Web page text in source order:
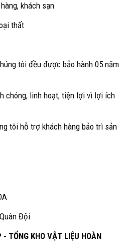
khách sạn
thất
tôi đều được bảo hành 05 năm
chóng, linh hoạt, tiện lợi vì lợi ích
tôi hỗ trợ khách hàng bảo trì sản
Đội
TỔNG KHO VẬT LIỆU HOÀN